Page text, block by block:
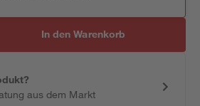
In den Warenkorb
aus dem Markt